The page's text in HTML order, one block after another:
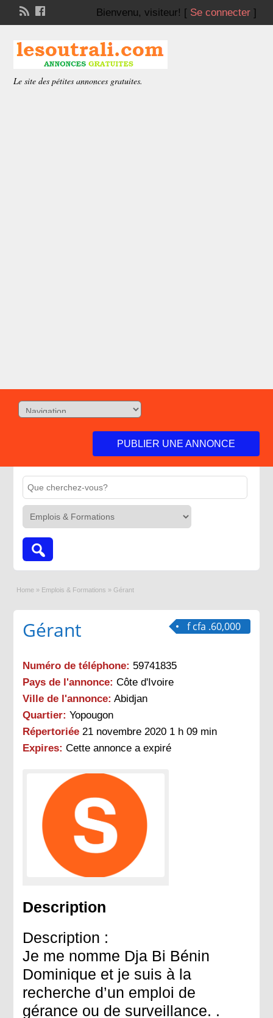
Bienvenu, visiteur! [ Se connecter]
Le site des pétites annonces gratuites.
PUBLIER UNE ANNONCE
Home » Emplois & Formations » Gérant
f cfa .60,000
Gérant
Numéro de téléphone: 59741835
Pays de l'annonce: Côte d'Ivoire
Ville de l'annonce: Abidjan
Quartier: Yopougon
Répertoriée 21 novembre 2020 1 h 09 min
Expires: Cette annonce a expiré
Description
Description :
Je me nomme Dja Bi Bénin
Dominique et je suis à la
recherche d’un emploi de
gérance ou de surveillance. .